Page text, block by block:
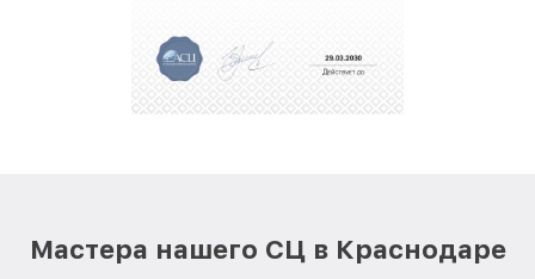
Мастера нашего СЦ в Краснодаре